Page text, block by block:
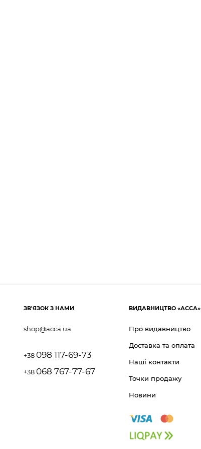
ЗВ'ЯЗОК З НАМИ
shop@acca.ua
+38 098 117-69-73
+38 068 767-77-67
ВИДАВНИЦТВО «АССА»
Про видавництво
Доставка та оплата
Наші контакти
Точки продажу
Новини